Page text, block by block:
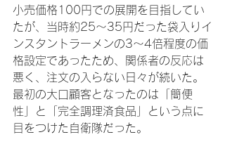
小売価格100円での展開を目指してい
たが、当時約25〜35円だった袋入りイ
ンスタントラーメンの3〜4倍程度の価
格設定であったため、関係者の反応は
悪く、注文の入らない日々が続いた。
最初の大口顧客となったのは「簡便
性」と「完全調理済食品」という点に
目をつけた自衛隊だった。